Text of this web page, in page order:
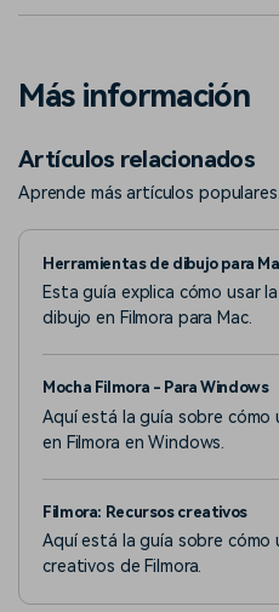
Más información
Artículos relacionados
Aprende más artículos populares.
Herramientas de dibujo para
Esta guía explica cómo usar
dibujo en Filmora para Mac.
Mocha Filmora - Para Windows
Aquí está la guía sobre cómo
en Filmora en Windows.
Filmora: Recursos creativos
Aquí está la guía sobre cómo
creativos de Filmora.